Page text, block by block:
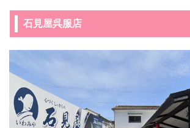
石見屋呉服店